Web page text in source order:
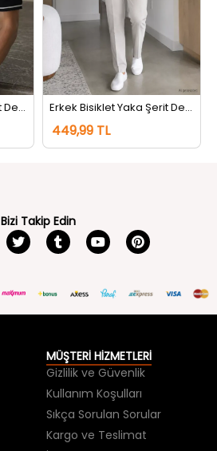
Erkek Bisiklet Yaka Şerit Detaylı Tişört Siyah Erkek Bisiklet Yaka Şerit Detaylı Tişört Koyugri
449,99 TL
Bizi Takip Edin
MÜŞTERİ HİZMETLERİ
Gizlilik ve Güvenlik
Kullanım Koşulları
Sıkça Sorulan Sorular
Kargo ve Teslimat